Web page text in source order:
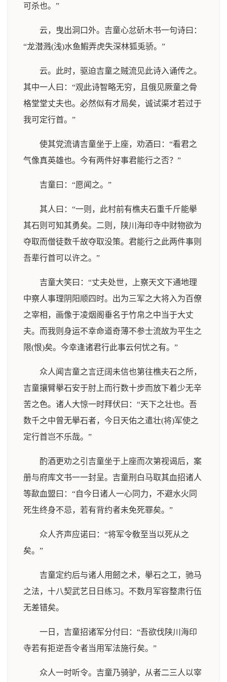
可杀也。”
云，曳出洞口外。吉童心忿斫木书一句诗曰：
“龙潜溅(浅)水鱼鰕弄虎失深林狐兎骄。”
云。此时，驱迫吉童之贼流见此诗入诵传之。
其中一人曰：“观此诗智略无穷，且俄见厥童之骨
格堂堂丈夫也。必然似有才局矣，诚试渠才若过于
我可定行首。”
使其党流请吉童坐于上座，劝酒曰：“看君之
气像真英雄也。今有两件好事君能行之否？”
吉童曰：“愿闻之。”
其人曰：“一则，此村前有樵夫石重千斤能擧
其石则可知其勇矣。二则，陕川海印寺中财物欲为
夺取而僧徒数千故夺取没策。君能行之此两件事则
吾辈行首可以许之。”
吉童大笑曰：“丈夫处世，上察天文下通地理
中察人事理阴阳顺四时。出为三军之大将入为百僚
之宰相，画像于凌烟阁垂名于竹帛之中当于大丈
夫。而我则身运不幸命道奇薄不参士流故为平生之
限(恨)矣。今幸逢诸君行此事云何忧之有。”
众人闻吉童之言迂阔未信也第往樵夫石之所，
吉童攘臂擧石安于肘上而行数十步而放下着少无辛
苦之色。诸人大惊一时拜伏曰：“天下之壮也。吾
数千之中曾无擧石者，今日天佑之遣壮(将)军使之
定行首岂不乐哉。”
酌酒更劝之引吉童坐于上座而次第视谒后，案
册与府库文书一一封呈。吉童刑白马取其血招诸人
等歃血盟曰：“自今日诸人一心同力，不避水火同
死生终身不忌，若有背约者未免死罪矣。”
众人齐声应诺曰：“将军令敎至当以死从之
矣。”
吉童定约后与诸人用劒之术，擧石之工，驰马
之法，十八契武艺日日练习。不数月军容整肃行伍
无差错矣。
一日，吉童招诸军分付曰：“吾欲伐陕川海印
寺若有拒逆吾令者当用军法施行矣。”
众人一时听令。吉童乃骑驴，从者二三人以宰